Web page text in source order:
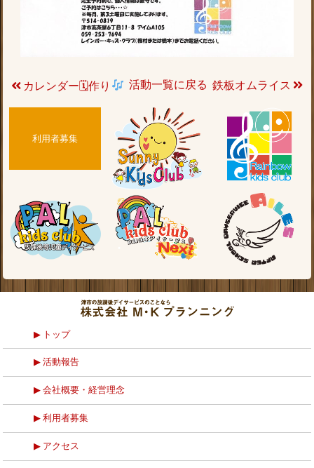
カレンダー🗓作り 活動一覧に戻る 鉄板オムライス
利用者募集
トップ
活動報告
会社概要・経営理念
利用者募集
アクセス